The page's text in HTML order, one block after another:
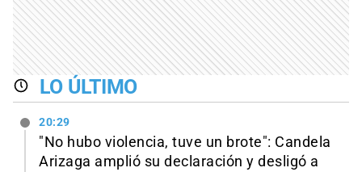
LO ÚLTIMO
20:29
"No hubo violencia, tuve un brote": Candela
Arizaga amplió su declaración y desligó a